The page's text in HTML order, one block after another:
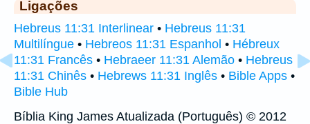
Ligações
Hebreus 11:31 Interlinear • Hebreus 11:31
Multilíngue • Hebreos 11:31 Espanhol • Hébreux
11:31 Francês • Hebraeer 11:31 Alemão • Hebreus
11:31 Chinês • Hebrews 11:31 Inglês • Bible Apps •
Bible Hub
Bíblia King James Atualizada (Português) © 2012